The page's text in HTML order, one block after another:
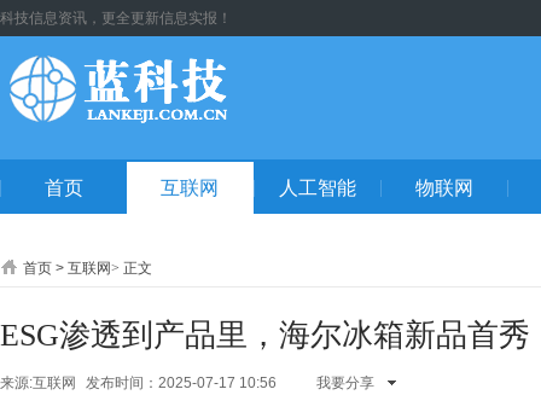
科技信息资讯，更全更新信息实报！
首页 互联网 人工智能 物联网
首页 > 互联网> 正文
ESG渗透到产品里，海尔冰箱新品首
来源:互联网 发布时间：2025-07-17 10:56
我要分享